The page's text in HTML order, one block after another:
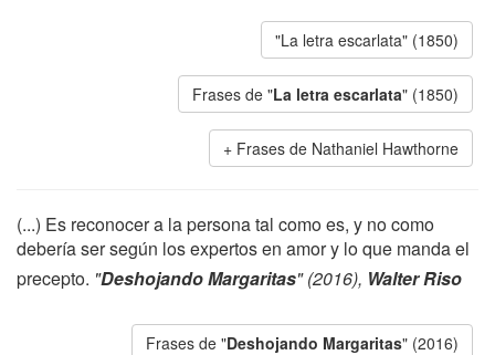
"La letra escarlata" (1850)
Frases de "La letra escarlata" (1850)
Frases de Nathaniel Hawthorne
(...) Es reconocer a la persona tal como es, y no como
debería ser según los expertos en amor y lo que manda el
precepto. "Deshojando Margaritas" (2016), Walter Riso
Frases de "Deshojando Margaritas" (2016)